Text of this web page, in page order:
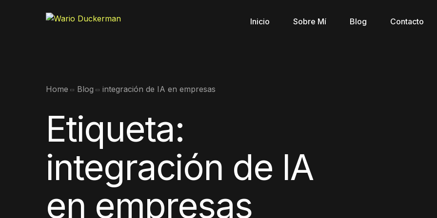
Inicio Sobre Mí Blog Contacto
Home Blog integración de IA en empresas
Etiqueta:
integración de IA
en empresas